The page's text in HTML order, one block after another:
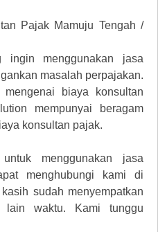
Pajak Mamuju Tengah /
ingin menggunakan jasa
masalah perpajakan.
biaya konsultan
mempunyai beragam
konsultan pajak.
menggunakan jasa
menghubungi kami di
sudah menyempatkan
lain waktu. Kami tunggu